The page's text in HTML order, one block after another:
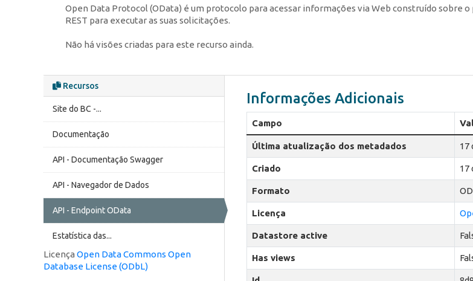
Open Data Protocol (OData) é um protocolo para acessar informações via Web construído sobre
REST para executar as suas solicitações.
Não há visões criadas para este recurso ainda.
Recursos
Site do BC -...
Documentação
API - Documentação Swagger
API - Navegador de Dados
API - Endpoint OData
Estatística das...
Licença Open Data Commons Open
Database License (ODbL)
Informações Adicionais
Campo
Última atualização dos metadados 17
Criado 17
Formato
Licença
Datastore active
Has views